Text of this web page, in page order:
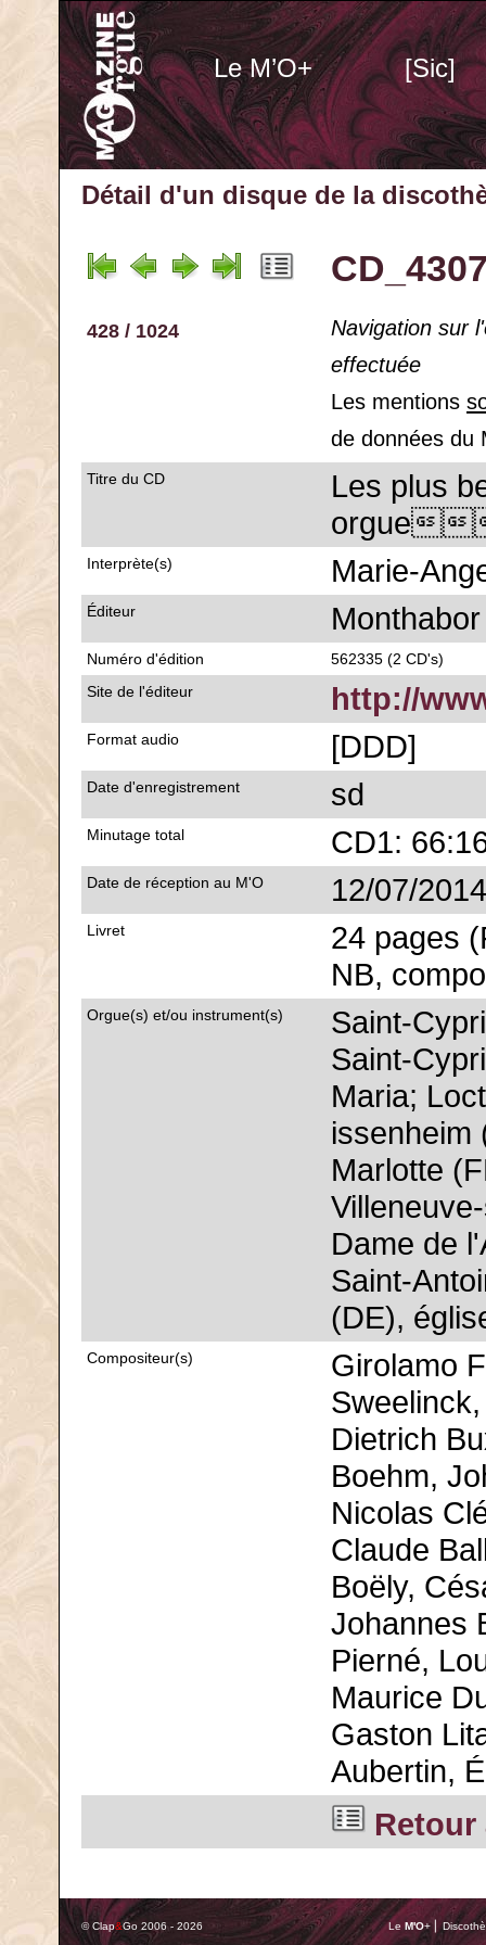
Le M’O+ [Sic]
Détail d'un disque de la
428 / 1024
Navigation sur
effectuée
Les mentions
de données du
Titre du CD
Les plus
Interprète(s) Marie-
Éditeur Monthabor
Numéro d'édition
562335 (2 CD's)
Site de l'éditeur
http://
Format audio [DDD]
Date d'enregistrement sd
Minutage total CD1:
Date de réception au M'O 12/07/2014
Livret
24 pages
NB,
Orgue(s) et/ou instrument(s)
Saint-
Saint-
Maria;
issenheim
Marlotte
Dame de
Saint-
(DE),
Compositeur(s)
Girolamo
Dietrich
Boehm,
Nicolas
Claude
Boëly,
Johannes
Pierné,
Maurice
Gaston
Aubertin,
Retour
© Clap&Go 2006 - 2026 Le M'O+ ⎢